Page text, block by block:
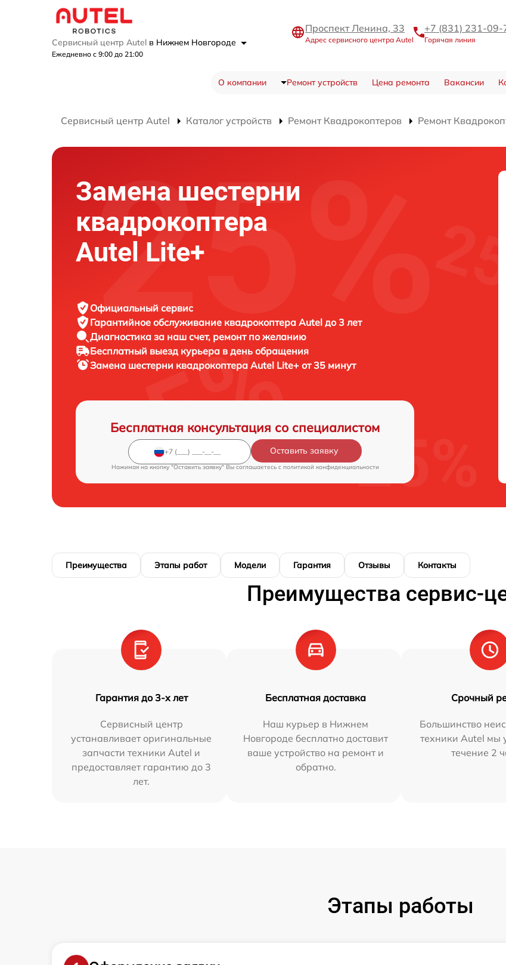
Сервисный центр Autel в Нижнем Новгороде
Ежедневно с 9:00 до 21:00
Проспект Ленина, 33
Адрес сервисного центра Autel
+7 (831) 231-09-
Горячая линия
О компании Ремонт устройств Цена ремонта Вакансии
Сервисный центр Autel Каталог устройств Ремонт Квадрокоптеров Ремонт
Замена шестерни
квадрокоптера
Autel Lite+
Официальный сервис
Гарантийное обслуживание квадрокоптера Autel до 3 лет
Диагностика за наш счет, ремонт по желанию
Бесплатный выезд курьера в день обращения
Замена шестерни квадрокоптера Autel Lite+ от 35 минут
Бесплатная консультация со специалистом
Оставить заявку
Нажимая на кнопку "Оставить заявку" Вы соглашаетесь c политикой конфиденциальности
Преимущества Этапы работ Модели Гарантия Отзывы Контакты
Преимущества сервис-
Гарантия до 3-х лет
Сервисный центр
устанавливает оригинальные
запчасти техники Autel и
предоставляет гарантию до 3
лет.
Бесплатная доставка
Наш курьер в Нижнем
Новгороде бесплатно доставит
ваше устройство на ремонт и
обратно.
Срочный
Большинство
техники Autel мы
течение 2
Этапы работы